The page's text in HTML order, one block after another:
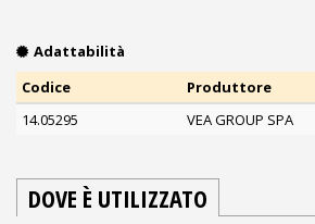
Adattabilità
Codice
Produttore
14.05295
VEA GROUP SPA
DOVE È UTILIZZATO